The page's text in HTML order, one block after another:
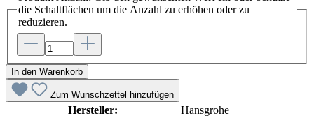
die Schaltflächen um die Anzahl zu erhöhen oder zu
reduzieren.
In den Warenkorb
Zum Wunschzettel hinzufügen
Hersteller: Hansgrohe